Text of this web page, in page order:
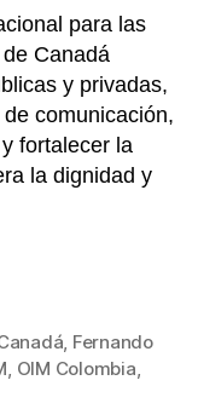
para las
Canadá
y privadas,
comunicación,
fortalecer la
la dignidad y
, Fernando
, OIM Colombia,